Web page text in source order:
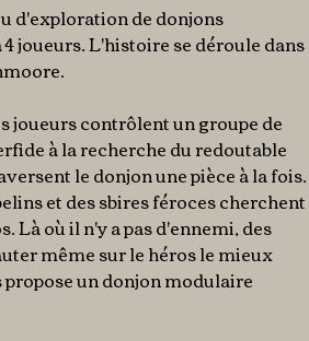
d'exploration de donjons
joueurs. L'histoire se déroule dans
joueurs contrôlent un groupe de
à la recherche du redoutable
le donjon une pièce à la fois.
et des sbires féroces cherchent
Là où il n'y a pas d'ennemi, des
même sur le héros le mieux
un donjon modulaire